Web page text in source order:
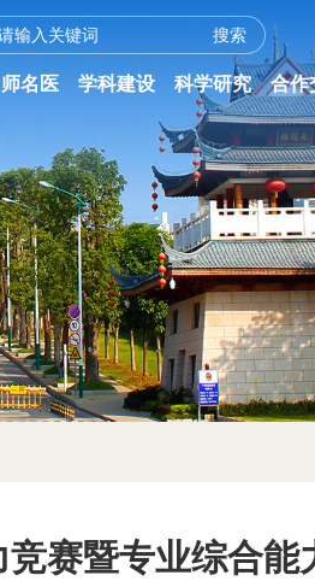
名医 学科建设 科学研究 合作
赛暨专业综合能